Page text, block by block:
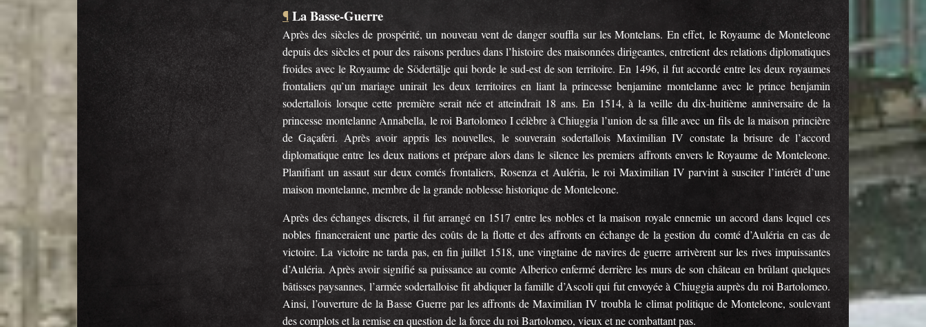
¶ La Basse-Guerre
Après des siècles de prospérité, un nouveau vent de danger souffla sur les Montelans. En effet, le Royaume de Monteleone
depuis des siècles et pour des raisons perdues dans l’histoire des maisonnées dirigeantes, entretient des relations diplomatiques
froides avec le Royaume de Södertälje qui borde le sud-est de son territoire. En 1496, il fut accordé entre les deux royaumes
frontaliers qu’un mariage unirait les deux territoires en liant la princesse benjamine montelanne avec le prince benjamin
sodertallois lorsque cette première serait née et atteindrait 18 ans. En 1514, à la veille du dix-huitième anniversaire de la
princesse montelanne Annabella, le roi Bartolomeo I célèbre à Chiuggia l’union de sa fille avec un fils de la maison princière
de Gaçaferi. Après avoir appris les nouvelles, le souverain sodertallois Maximilian IV constate la brisure de l’accord
diplomatique entre les deux nations et prépare alors dans le silence les premiers affronts envers le Royaume de Monteleone.
Planifiant un assaut sur deux comtés frontaliers, Rosenza et Auléria, le roi Maximilian IV parvint à susciter l’intérêt d’une
maison montelanne, membre de la grande noblesse historique de Monteleone.
Après des échanges discrets, il fut arrangé en 1517 entre les nobles et la maison royale ennemie un accord dans lequel ces
nobles financeraient une partie des coûts de la flotte et des affronts en échange de la gestion du comté d’Auléria en cas de
victoire. La victoire ne tarda pas, en fin juillet 1518, une vingtaine de navires de guerre arrivèrent sur les rives impuissantes
d’Auléria. Après avoir signifié sa puissance au comte Alberico enfermé derrière les murs de son château en brûlant quelques
bâtisses paysannes, l’armée sodertalloise fit abdiquer la famille d’Ascoli qui fut envoyée à Chiuggia auprès du roi Bartolomeo.
Ainsi, l’ouverture de la Basse Guerre par les affronts de Maximilian IV troubla le climat politique de Monteleone, soulevant
des complots et la remise en question de la force du roi Bartolomeo, vieux et ne combattant pas.